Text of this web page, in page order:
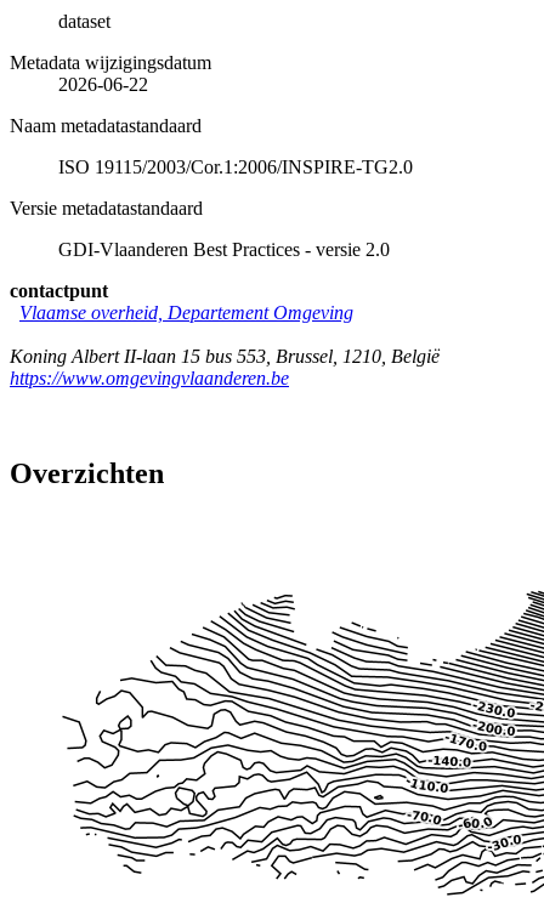
dataset
Metadata wijzigingsdatum
2026-06-22
Naam metadatastandaard
ISO 19115/2003/Cor.1:2006/INSPIRE-TG2.0
Versie metadatastandaard
GDI-Vlaanderen Best Practices - versie 2.0
contactpunt
Vlaamse overheid, Departement Omgeving
Koning Albert II-laan 15 bus 553 Brussel 1210 België
https://www.omgevingvlaanderen.be
Overzichten